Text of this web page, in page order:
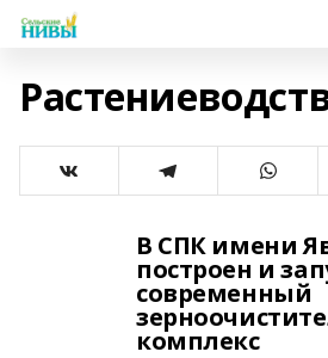
В СПК имени
построен и
современный
комплекс